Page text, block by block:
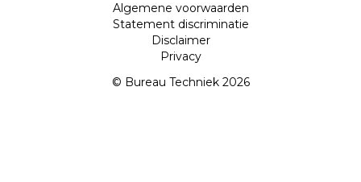
Algemene voorwaarden
Statement discriminatie
Disclaimer
Privacy
© Bureau Techniek 2026